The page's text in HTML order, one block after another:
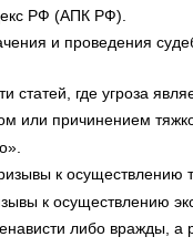
РФ (АПК РФ).
и проведения
статей, где угроза
или причинением
к осуществлению
к осуществлению
либо вражды, а